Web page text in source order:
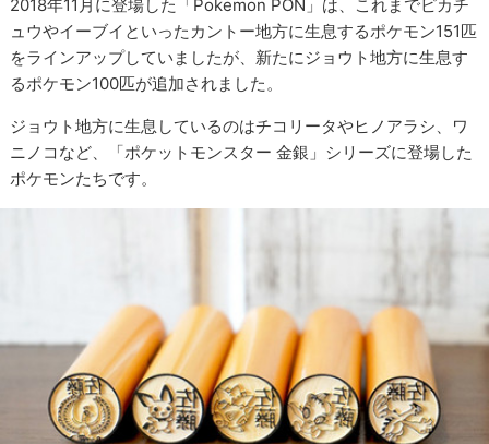
2018年11月に登場した「Pokemon PON」は、これまでピカチ
ュウやイーブイといったカントー地方に生息するポケモン151匹
をラインアップしていましたが、新たにジョウト地方に生息す
るポケモン100匹が追加されました。
ジョウト地方に生息しているのはチコリータやヒノアラシ、ワ
ニノコなど、「ポケットモンスター 金銀」シリーズに登場した
ポケモンたちです。